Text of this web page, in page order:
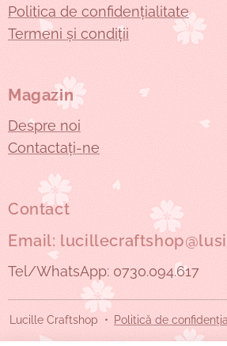
Politica de confidențialitate
Termeni și condiții
Magazin
Despre noi
Contactați-ne
Contact
Email:
Tel/WhatsApp: 0730.094.617
Lucille Craftshop Politică de